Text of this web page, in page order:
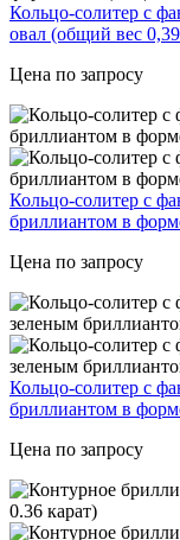
Кольцо-солитер с
овал (общий вес
Цена по запросу
Кольцо-солитер с
бриллиантом в
Цена по запросу
Кольцо-солитер с
бриллиантом в
Цена по запросу